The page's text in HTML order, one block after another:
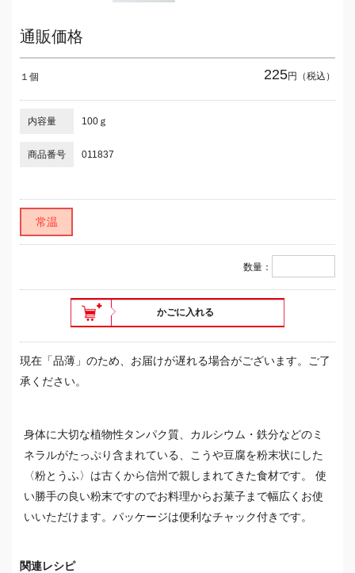
通販価格
１個 225円（税込）
内容量 100ｇ
商品番号 011837
常温
数量：
かごに入れる
現在「品薄」のため、お届けが遅れる場合がございます。ご了
承ください。
身体に大切な植物性タンパク質、カルシウム・鉄分などのミ
ネラルがたっぷり含まれている、こうや豆腐を粉末状にした
〈粉とうふ〉は古くから信州で親しまれてきた食材です。 使
い勝手の良い粉末ですのでお料理からお菓子まで幅広くお使
いいただけます。パッケージは便利なチャック付きです。
関連レシピ